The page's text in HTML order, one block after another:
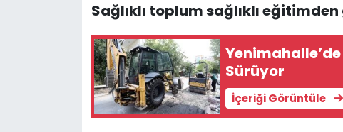
Sağlıklı toplum sağlıklı
Yenimahalle’de
Sürüyor
İçeriği Görüntüle